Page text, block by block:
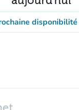
disponibilité